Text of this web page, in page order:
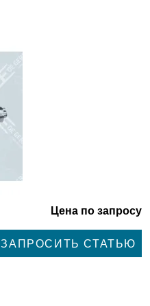
Цена по запросу
ЗАПРОСИТЬ СТАТЬЮ